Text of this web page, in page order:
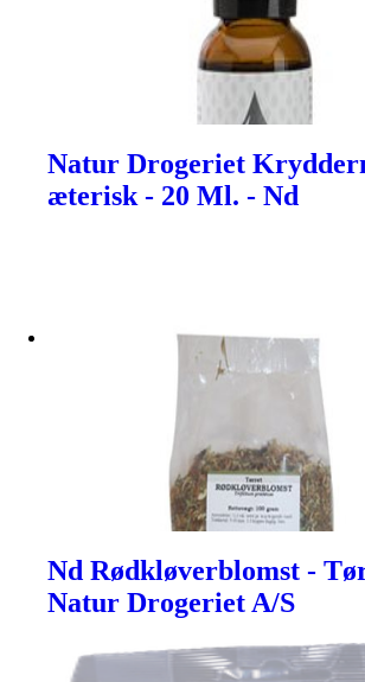
Natur Drogeriet
æterisk - 20 Ml. - Nd
Nd Rødkløverblomst -
Natur Drogeriet A/S